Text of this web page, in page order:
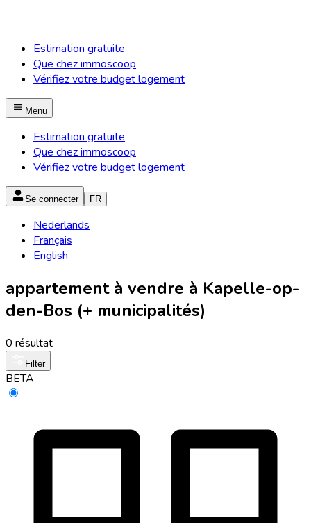
Estimation gratuite
Que chez immoscoop
Vérifiez votre budget logement
Menu
Estimation gratuite
Que chez immoscoop
Vérifiez votre budget logement
Se connecter FR
Nederlands
Français
English
appartement à vendre à Kapelle-op-
den-Bos (+ municipalités)
0 résultat
Filter
BETA